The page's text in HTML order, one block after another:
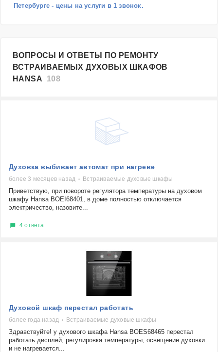
Петербурге - цены на услуги в 1 звонок.
ВОПРОСЫ И ОТВЕТЫ ПО РЕМОНТУ
ВСТРАИВАЕМЫХ ДУХОВЫХ ШКАФОВ
HANSA 108
Духовка выбивает автомат при нагреве
более 3 месяцев назад Встраиваемые духовые шкафы
Приветствую, при повороте регулятора температуры на духовом
шкафу Hansa BOEI68401, в доме полностью отключается
электричество, назовите...
4 ответа
Духовой шкаф перестал работать
более года назад Встраиваемые духовые шкафы
Здравствуйте! у духового шкафа Hansa BOES68465 перестал
работать дисплей, регулировка температуры, освещение духовки
и не нагревается...